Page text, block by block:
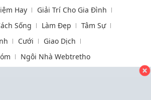
Hay
Giải Trí Cho Gia Đình
Sống Làm Đẹp
Tâm Sự
Cưới
Giao Dịch
Ngôi Nhà Webtretho